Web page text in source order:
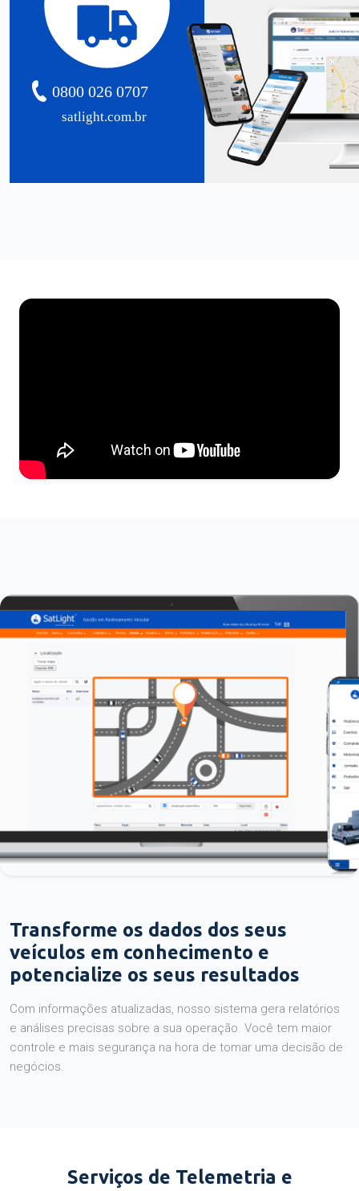
satlight.com.br
0800 026 0707
Transforme os dados dos seus
veículos em conhecimento e
potencialize os seus resultados
Com informações atualizadas, nosso sistema gera relatórios
e análises precisas sobre a sua operação. Você tem maior
controle e mais segurança na hora de tomar uma decisão de
negócios.
Serviços de Telemetria e